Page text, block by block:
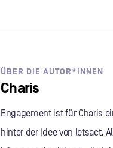
ÜBER DIE AUTOR*INNEN
Charis
Engagement ist für Charis
hinter der Idee von letsact.